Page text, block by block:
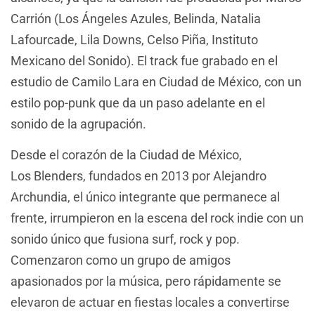
Carrión (Los Ángeles Azules, Belinda, Natalia
Lafourcade, Lila Downs, Celso Piña, Instituto
Mexicano del Sonido). El track fue grabado en el
estudio de Camilo Lara en Ciudad de México, con un
estilo pop-punk que da un paso adelante en el
sonido de la agrupación.
Desde el corazón de la Ciudad de México,
Los Blenders, fundados en 2013 por Alejandro
Archundia, el único integrante que permanece al
frente, irrumpieron en la escena del rock indie con un
sonido único que fusiona surf, rock y pop.
Comenzaron como un grupo de amigos
apasionados por la música, pero rápidamente se
elevaron de actuar en fiestas locales a convertirse